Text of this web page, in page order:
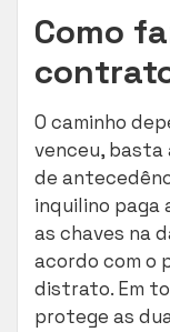
Como
O caminho
venceu, basta
de
inquilino paga
as chaves na
acordo com o
distrato. Em
protege as